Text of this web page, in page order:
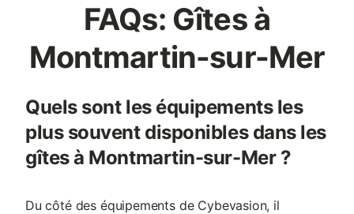
FAQs: Gîtes à
Montmartin-sur-Mer
Quels sont les équipements les
plus souvent disponibles dans les
gîtes à Montmartin-sur-Mer ?
Du côté des équipements de Cybevasion, il